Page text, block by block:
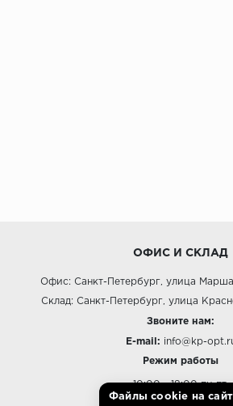
ОФИС И СКЛАД
Офис: Санкт-Петербург, улица
Склад: Санкт-Петербург, улица
Звоните нам:
E-mail: info@kp-
Режим работы
10:00 - 18:00 пн-пт.
Файлы cookie на